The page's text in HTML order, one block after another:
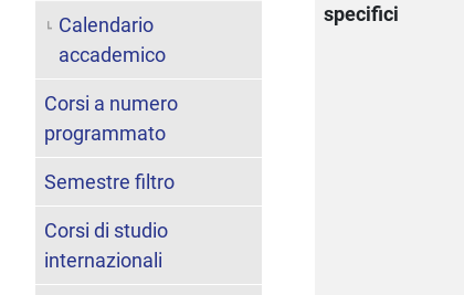
specifici
Calendario
accademico
Corsi a numero
programmato
Semestre filtro
Corsi di studio
internazionali